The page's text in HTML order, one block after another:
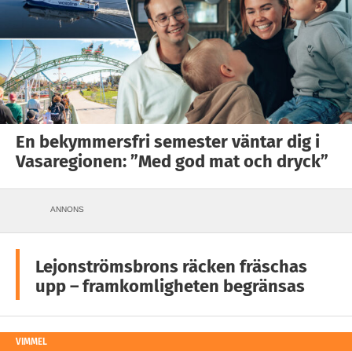
En bekymmersfri semester väntar dig i
Vasaregionen: ”Med god mat och dryck”
ANNONS
Lejonströmsbrons räcken fräschas
upp – framkomligheten begränsas
VIMMEL